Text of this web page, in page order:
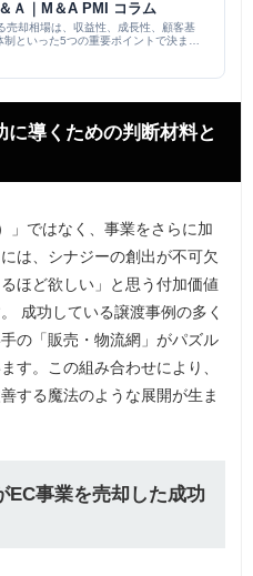
Ａ｜M＆A PMI コラム
売却相場は、収益性、成長性、顧客基
といった5つの重要ポイントで決ま
導くための判断材料と
」ではなく、事業をさらに加
は、シナジーの創出が不可欠
ほど欲しい」と思う付加価値
成功している譲渡事例の多く
の「販売・物流網」がパズル
す。この組み合わせにより、
する魔法のような展開が生ま
EC事業を売却した成功